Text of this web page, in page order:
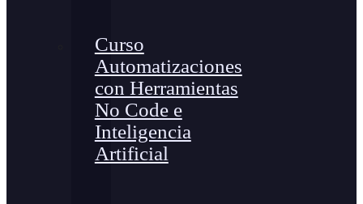
Curso
Automatizaciones
con Herramientas
No Code e
Inteligencia
Artificial